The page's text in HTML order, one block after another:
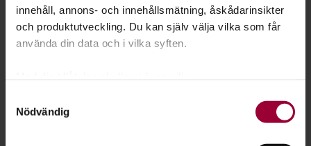
innehåll, annons- och innehållsmätning, åskådarinsikter
och produktutveckling. Du kan själv välja vilka som får
använda din data och i vilka syften.
som kan ha en noggrannhet på upp till flera meter
Nödvändig